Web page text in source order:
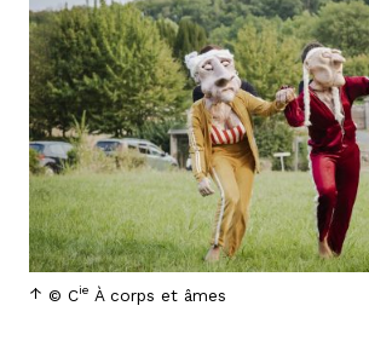
© Cie À corps et âmes